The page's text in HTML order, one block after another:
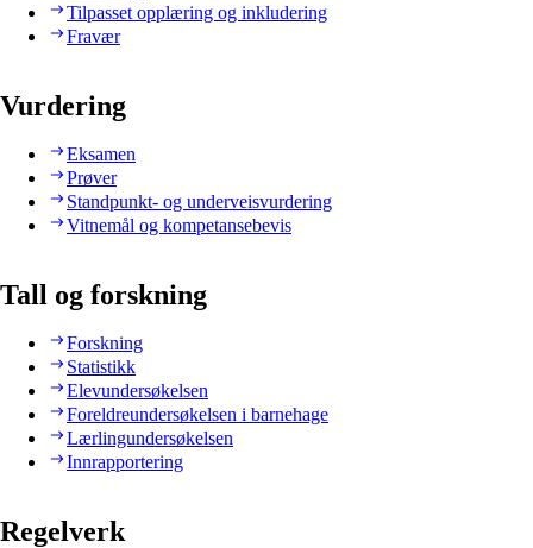
Tilpasset opplæring og inkludering
Fravær
Vurdering
Eksamen
Prøver
Standpunkt- og underveisvurdering
Vitnemål og kompetansebevis
Tall og forskning
Forskning
Statistikk
Elevundersøkelsen
Foreldreundersøkelsen i barnehage
Lærlingundersøkelsen
Innrapportering
Regelverk